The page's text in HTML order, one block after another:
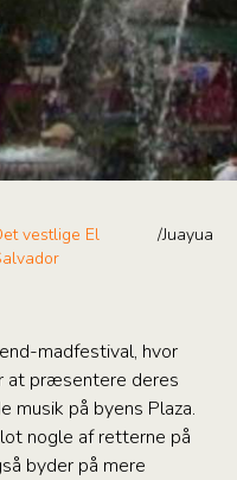
vestlige El
/Juayua
madfestival, hvor
at præsentere deres
musik på byens Plaza.
nogle af retterne på
byder på mere